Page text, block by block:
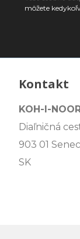
môžete
Kontakt
KOH-I-
Diaľničná
903 01 Senec
SK